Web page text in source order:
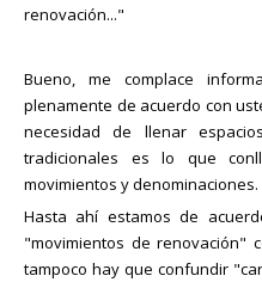
renovación..."
Bueno, me complace
plenamente de acuerdo con
necesidad de llenar
tradicionales es lo que
movimientos y denominaciones.
Hasta ahí estamos de
"movimientos de renovación"
tampoco hay que confundir